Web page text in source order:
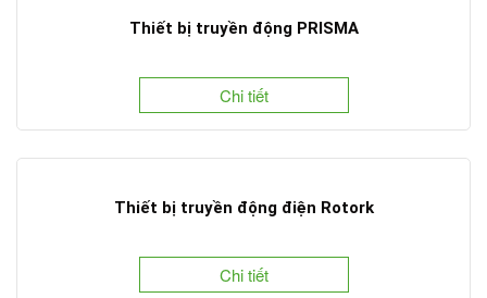
Thiết bị truyền động PRISMA
Chi tiết
Thiết bị truyền động điện Rotork
Chi tiết